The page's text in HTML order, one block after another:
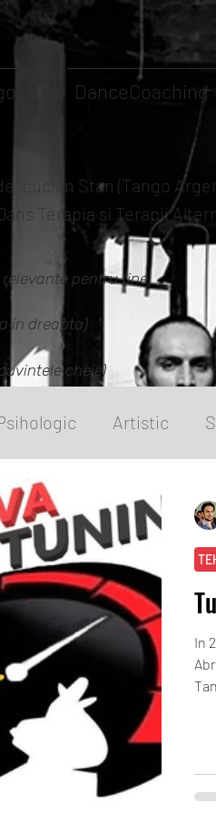
DanceCoaching
Lucian Stan (Tango
Terapia si Terapii
pentru tine:
in dreapta)
cuvintele cheie)
Artistic
In